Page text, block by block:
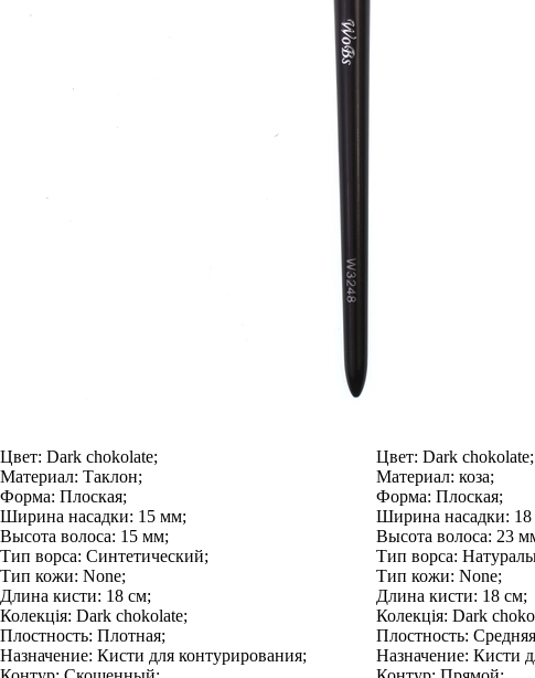
Цвет: Dark chokolate;
Материал: Таклон;
Форма: Плоская;
Ширина насадки: 15 мм;
Высота волоса: 15 мм;
Тип ворса: Синтетический;
Тип кожи: None;
Длина кисти: 18 см;
Колекція: Dark chokolate;
Плостность: Плотная;
Назначение: Кисти для контурирования;
Цвет: Dark chokolate;
Материал: коза;
Форма: Плоская;
Ширина насадки:
Высота волоса: 23
Тип ворса:
Тип кожи: None;
Длина кисти: 18 см;
Колекція: Dark
Плостность:
Назначение: Кисти